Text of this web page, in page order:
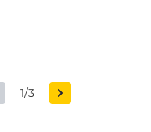
1/3